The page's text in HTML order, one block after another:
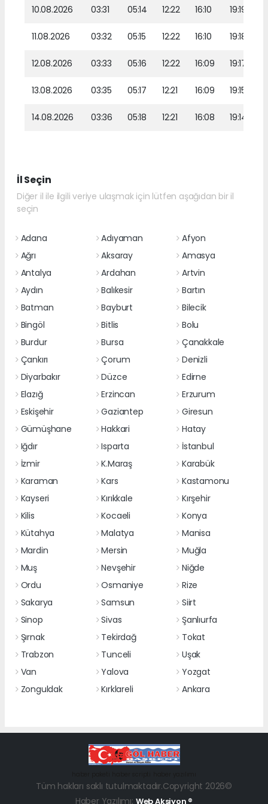
10.08.2026 03:31 05:14 12:22 16:10 19:19
11.08.2026 03:32 05:15 12:22 16:10 19:18
12.08.2026 03:33 05:16 12:22 16:09 19:17
13.08.2026 03:35 05:17 12:21 16:09 19:15
14.08.2026 03:36 05:18 12:21 16:08 19:14
İl Seçin
Diğer il ile ilgili veriye ulaşmak için lütfen aşağıdan bir il
seçin
Adana Adıyaman
Afyon
Ağrı
Aksaray
Amasya
Antalya
Ardahan
Artvin
Aydın
Balıkesir
Bartın
Batman
Bayburt
Bilecik
Bingöl
Bitlis
Bolu
Burdur
Bursa
Çanakkale
Çankırı
Çorum
Denizli
Diyarbakır
Düzce
Edirne
Elazığ
Erzincan
Erzurum
Eskişehir
Gaziantep
Giresun
Gümüşhane
Hakkari
Hatay
Iğdır
Isparta
İstanbul
İzmir
K.Maraş
Karabük
Karaman
Kars
Kastamonu
Kayseri
Kırıkkale
Kırşehir
Kilis
Kocaeli
Konya
Kütahya
Malatya
Manisa
Mardin
Mersin
Muğla
Muş
Nevşehir
Niğde
Ordu
Osmaniye
Rize
Sakarya
Samsun
Siirt
Sinop
Sivas
Şanlıurfa
Şırnak
Tekirdağ
Tokat
Trabzon
Tunceli
Uşak
Van
Yalova
Yozgat
Zonguldak
Kırklareli Ankara
Tüm hakları saklı tutulmaktadır.Copyright 2026©
Haber Yazılımı: Web Aksiyon ®